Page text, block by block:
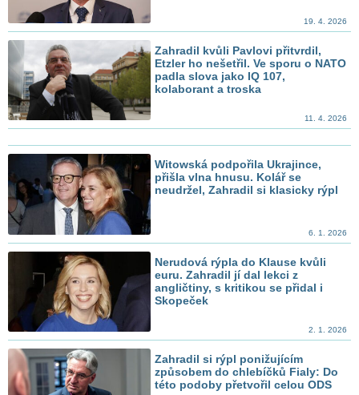
19. 4. 2026
Zahradil kvůli Pavlovi přitvrdil,
Etzler ho nešetřil. Ve sporu o NATO
padla slova jako IQ 107,
kolaborant a troska
11. 4. 2026
Witowská podpořila Ukrajince,
přišla vlna hnusu. Kolář se
neudržel, Zahradil si klasicky rýpl
6. 1. 2026
Nerudová rýpla do Klause kvůli
euru. Zahradil jí dal lekci z
angličtiny, s kritikou se přidal i
Skopeček
2. 1. 2026
Zahradil si rýpl ponižujícím
způsobem do chlebíčků Fialy: Do
této podoby přetvořil celou ODS